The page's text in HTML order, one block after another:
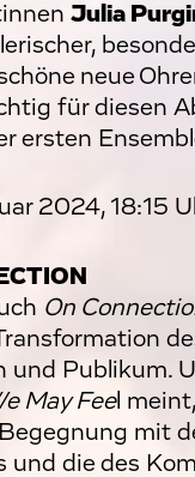
Julia
neue
für diesen
ersten
2024, 18:15
On
und Publikum.
May Feel
mit
und die des